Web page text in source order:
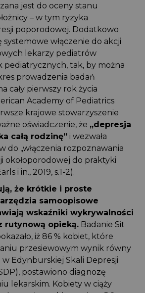
jest do oceny stanu
– w tym ryzyka
poporodowej. Dodatkowo
systemowe włączenie do akcji
lekarzy pediatrów
pediatrycznych, tak, by można
prowadzenia badań
cały pierwszy rok życia
Academy of Pediatrics
krajowe stowarzyszenie
oświadczenie, że „depresja
całą rodzinę” i wezwała
do „włączenia rozpoznawania
okołoporodowej do praktyki
i in., 2019, s.1-2).
że krótkie i proste
samoopisowe
wskaźniki wykrywalności
rutynową opieką. Badanie Sit
iż 86 % kobiet, które
przesiewowym wynik równy
w Edynburskiej Skali Depresji
postawiono diagnozę
lekarskim. Kobiety w ciąży